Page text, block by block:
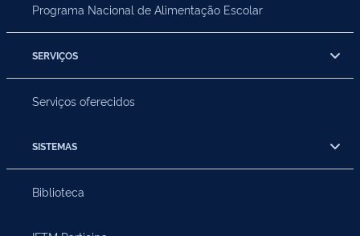
Programa Nacional de Alimentação Escolar
SERVIÇOS
Serviços oferecidos
SISTEMAS
Biblioteca